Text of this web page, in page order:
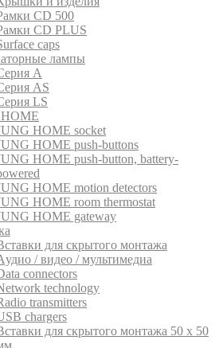
CD 500
CD PLUS
caps
лампы
A
AS
LS
HOME socket
HOME push-buttons
HOME push-button, battery-
HOME motion detectors
HOME room thermostat
HOME gateway
для скрытого монтажа
/ видео / мультимедиа
connectors
technology
transmitters
chargers
для скрытого монтажа 50 x 50